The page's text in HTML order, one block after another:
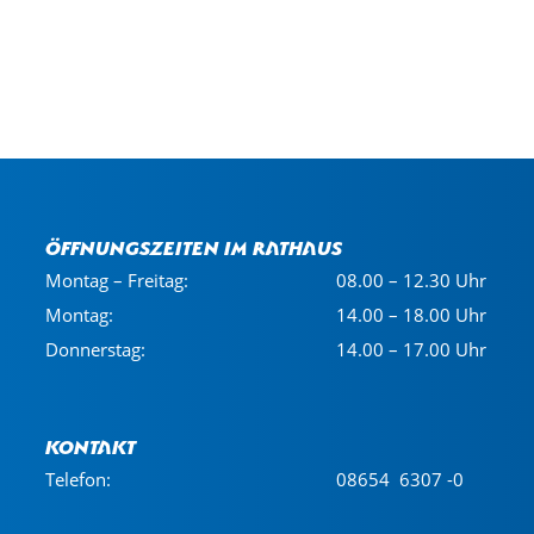
Öffnungszeiten im Rathaus
Montag – Freitag:
08.00 – 12.30 Uhr
Montag:
14.00 – 18.00 Uhr
Donnerstag:
14.00 – 17.00 Uhr
Kontakt
Telefon: 08654 6307 -0